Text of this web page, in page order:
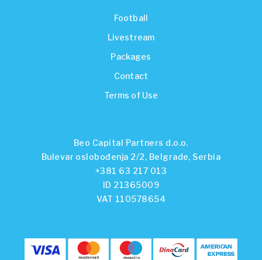
Football
Livestream
Packages
Contact
Terms of Use
Beo Capital Partners d.o.o.
Bulevar oslobođenja 2/2, Belgrade, Serbia
+381 63 217 013
ID 21365009
VAT 110578654